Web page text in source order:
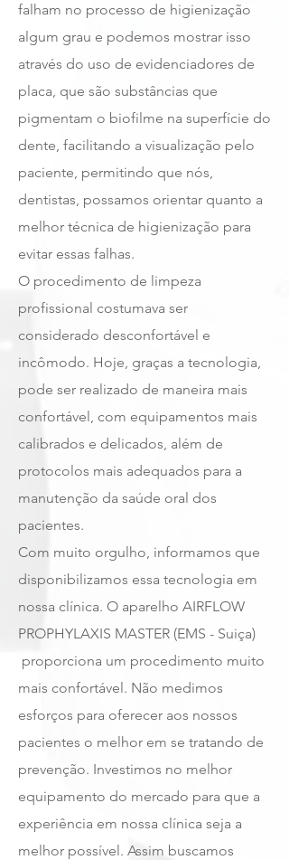
falham no processo de higienização
algum grau e podemos mostrar isso
através do uso de evidenciadores de
placa, que são substâncias que
pigmentam o biofilme na superfície do
dente, facilitando a visualização pelo
paciente, permitindo que nós,
dentistas, possamos orientar quanto a
melhor técnica de higienização para
evitar essas falhas.
O procedimento de limpeza
profissional costumava ser
considerado desconfortável e
incômodo. Hoje, graças a tecnologia,
pode ser realizado de maneira mais
confortável, com equipamentos mais
calibrados e delicados, além de
protocolos mais adequados para a
manutenção da saúde oral dos
pacientes.
Com muito orgulho, informamos que
disponibilizamos essa tecnologia em
nossa clínica. O aparelho AIRFLOW
PROPHYLAXIS MASTER (EMS - Suiça)
proporciona um procedimento muito
mais confortável. Não medimos
esforços para oferecer aos nossos
pacientes o melhor em se tratando de
prevenção. Investimos no melhor
equipamento do mercado para que a
experiência em nossa clínica seja a
melhor possível. Assim buscamos